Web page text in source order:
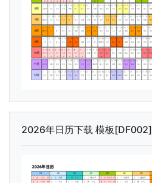
2026年日历下载 模板[DF002]